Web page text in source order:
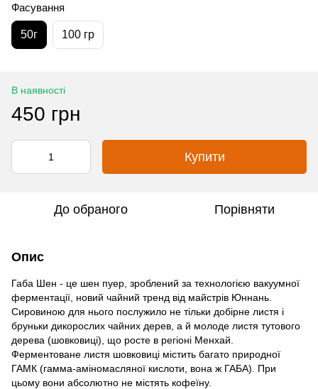
Фасування
50г 100 гр
В наявності
450 грн
Купити
До обраного Порівняти
Опис
Габа Шен - це шен пуер, зроблений за технологією вакуумної
ферментації, новий чайний тренд від майстрів Юннань.
Сировиною для нього послужило не тільки добірне листя і
бруньки дикорослих чайних дерев, а й молоде листя тутового
дерева (шовковиці), що росте в регіоні Менхай.
Ферментоване листя шовковиці містить багато природної
ГАМК (гамма-аміномасляної кислоти, вона ж ГАБА). При
цьому вони абсолютно не містять кофеїну.